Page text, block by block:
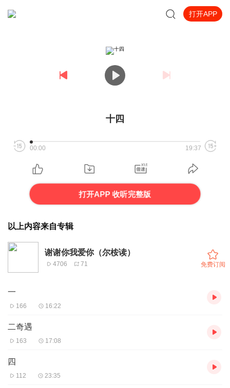
打开APP
十四
00:00 19:37
打开APP 收听完整版
以上内容来自专辑
谢谢你我爱你（尔桉读）
4706 71 免费订阅
一
166 16:22
二奇遇
163 17:08
四
112 23:35